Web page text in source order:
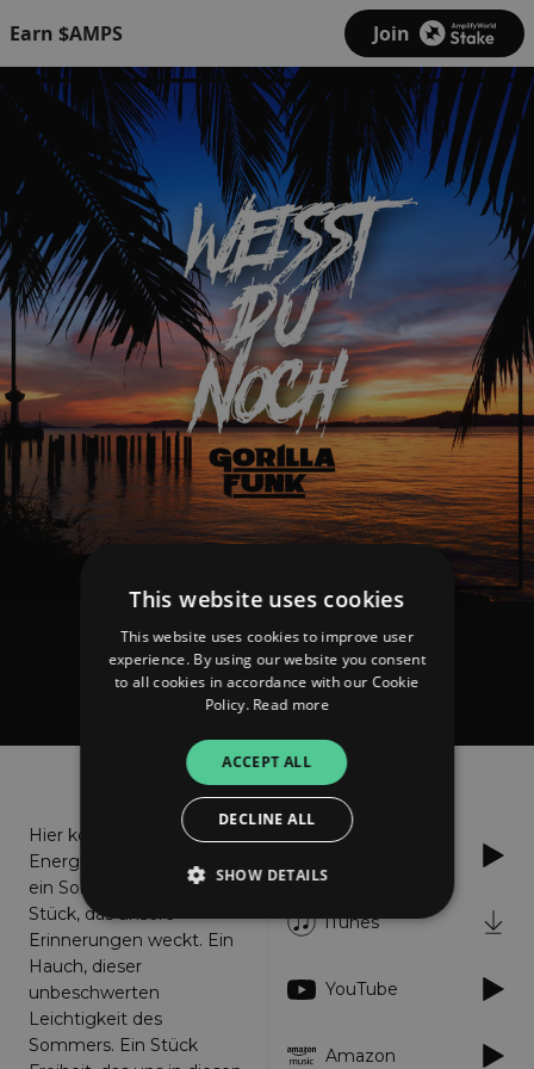
Earn $AMPS Join
Gorilla Funk
Weisst du noch
Hier kommt ein
Energieschub für uns alle,
ein Sonnenstrahl. Ein
Stück, das unsere
Erinnerungen weckt. Ein
Hauch, dieser
unbeschwerten
Leichtigkeit des
Sommers. Ein Stück
iTunes
YouTube
Amazon
This website uses cookies
This website uses cookies to improve user
experience. By using our website you consent
to all cookies in accordance with our Cookie
Policy. Read more
ACCEPT ALL
DECLINE ALL
SHOW DETAILS
Targeting
Functionality Unclassified
Strictly necessary cookies allow core website
functionality such as user login and account